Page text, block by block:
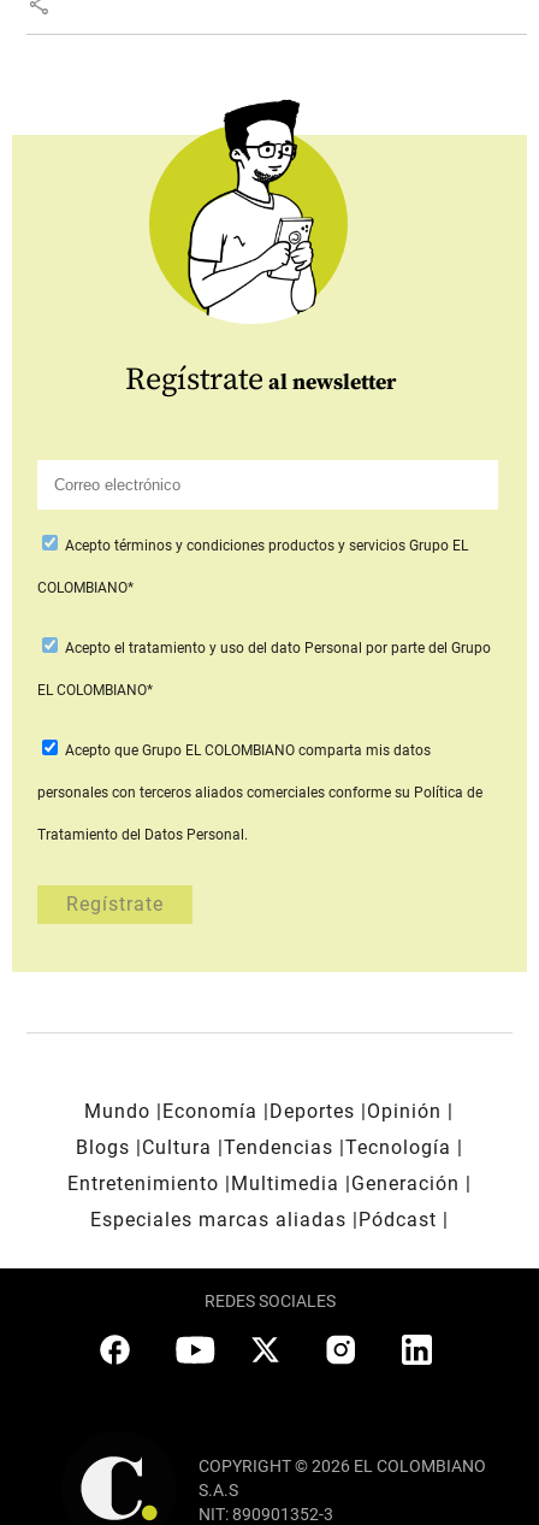
Regístrate al newsletter
Aceptotérminos y condiciones productos y serviciosGrupo EL
COLOMBIANO*
Acepto el tratamiento y uso del dato Personal por parte del Grupo
EL COLOMBIANO*
Acepto que Grupo EL COLOMBIANOcomparta mis datos
personales con terceros aliados comerciales conforme su Política de
Tratamiento del Datos Personal.
Mundo Economía Deportes
Opinión
Blogs
Cultura Tendencias Tecnología
Entretenimiento
Multimedia
Generación
Especiales marcas aliadas
Pódcast
REDES SOCIALES
COPYRIGHT © 2026 EL COLOMBIANO
S.A.S
NIT: 890901352-3